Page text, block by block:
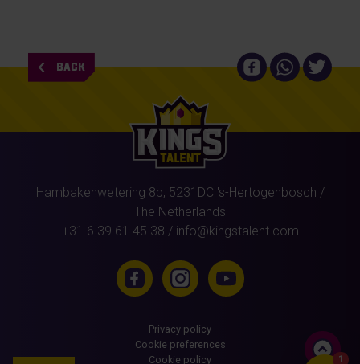
BACK
Hambakenwetering 8b, 5231DC 's-Hertogenbosch /
The Netherlands
+31 6 39 61 45 38 / info@kingstalent.com
Privacy policy
Cookie preferences
Cookie policy
1